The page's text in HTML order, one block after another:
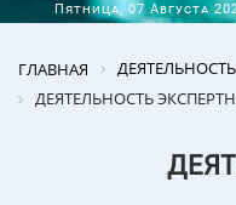
Пятница, 07 Августа
ГЛАВНАЯ
ДЕЯТЕЛЬНОСТЬ
ДЕЯТЕЛЬНОСТЬ